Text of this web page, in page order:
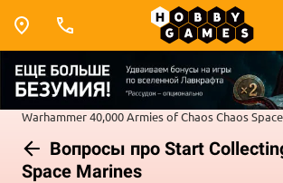
Warhammer 40,000Armies of ChaosChaos
Вопросы про Start
Space Marines